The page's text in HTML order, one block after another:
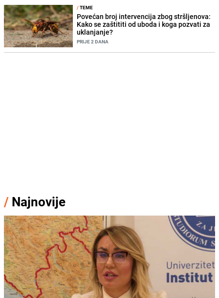
/TEME
Povećan broj intervencija zbog stršljenova:
Kako se zaštititi od uboda i koga pozvati za
uklanjanje?
PRIJE 2 DANA
/ Najnovije